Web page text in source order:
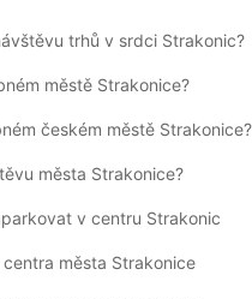
trhů v srdci Strakonic?
městě Strakonice?
českém městě Strakonice?
města Strakonice?
v centru Strakonic
města Strakonice